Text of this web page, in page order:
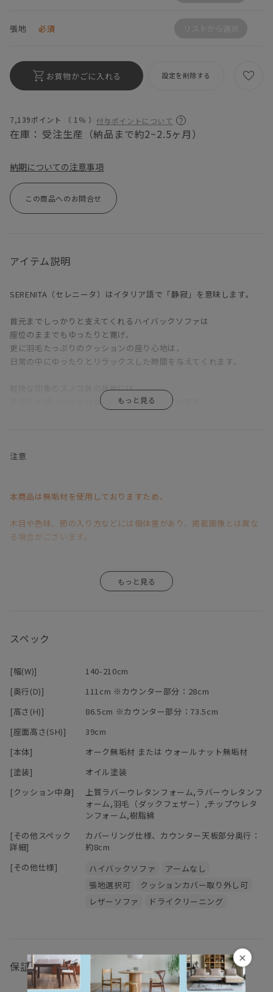
×
7,139ポイント （ 1％ ） 付与ポイントについて
在庫： 受注生産（納品まで約2~2.5ヶ月）
張地 必須
お買物かごに入れる 設定を削除する
納期についての注意事項
この商品へのお問合せ
アイテム説明
SERENITA（セレニータ）はイタリア語で「静寂」を意味します。
首元までしっかりと支えてくれるハイバックソファは
座位のままでもゆったりと寛げ、
更に羽毛たっぷりのクッションの座り心地は、
日常の中にゆったりとリラックスした時間を与えてくれます。
軽快な印象のスノコ状の背板には、
多様にお使いいただけるカウンターがついています。
コンパクトな見かけ以上に大変使い勝手が良いです。
良質な素材を的確に使用することで薄さの中に、
チップウレタンをベースに
ラバーウレタン重ねることで、沈み込みの加減や感触を調整。
背には、ラバーウレタンをダックフェザーで挟み込んでいるため、
クッションの型崩れや枠当たり感を防ぎます。
小さいお子様やペットがいるご家庭で重宝するカバーリング仕様。
可能です。
す。）
また、模様替えや季節の変わり目、気分転換に色を変えて
ます。
パッと明るくナチュラルな雰囲気に仕上げたい方にはオーク、
落ち着きと高級感をプラスしたい方にはウォールナットがおすすめ
替カバーの販売もございます。ご希望の方は、お気軽にお問い合わ
せください。
ーーーーーーーーーーーーーーーーーーーーーーーーーー
「 心地よい緊張感漂うミニマルな造形を 素材感たっぷりに 」
製品毎に細部まで考え抜かれた設計、木目の美しさや手触り感に
大きな影響を与える丁寧な研磨、伝統工法を用いた組み立て、
大事にお届けする為丹精込めて仕上げる梱包。
注意
本商品は無垢材を使用しておりますため、
木目や色味、節の入り方などには個体差があり、掲載画像とは異な
る場合がございます。
そのため、「イメージと異なる」といった理由による返品・交換は
と幸いです。
※「節少なめ」のご注文につきましては、別途お見積りにて承って
おります。
スペック
[幅(W)]
140-210cm
[奥行(D)]
111cm ※カウンター部分：28cm
[高さ(H)]
86.5cm ※カウンター部分：73.5cm
[座面高さ(SH)]
39cm
[本体]
オーク無垢材 または ウォールナット無垢材
[塗装]
オイル塗装
[クッション中身]
上質ラバーウレタンフォーム,ラバーウレタンフ
ォーム,羽毛（ダックフェザー）,チップウレタ
ンフォーム,樹脂綿
[その他スペック
詳細]
カバーリング仕様、カウンター天板部分奥行：
約8cm
[その他仕様]
ハイバックソファ
アームなし
張地選択可
クッションカバー取り外し可
レザーソファ
ドライクリーニング
保証